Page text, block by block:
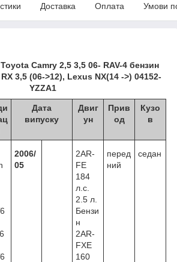
Доставка Оплата Умови
Camry 2,5 3,5 06- RAV-4 бензин
3,5 (06->12), Lexus NX(14 ->) 04152-
YZZA1
Дата
випуску
Двиг
ун
Прив
од
Кузо
в
2006/
05
2AR-
FE
184
л.с.
2.5 л.
Бензи
н
2AR-
FXE
160
перед
ний
седан